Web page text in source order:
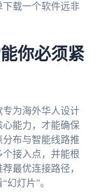
载一个软件远非
你必须紧
为海外华人设计
能力，才能确保
布与智能线路推
接入点，并能根
最优连接路径，
幻灯片”。